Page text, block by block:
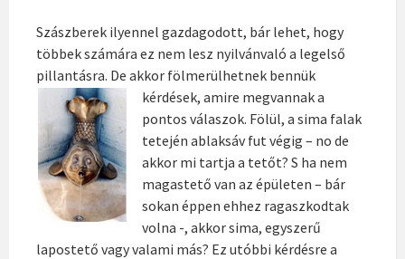
Szászberek ilyennel gazdagodott, bár lehet, hogy
többek számára ez nem lesz nyilvánvaló a legelső
pillantásra. De akkor fölmerülhetnek bennük
kérdések, amire megvannak a
pontos válaszok. Fölül, a sima falak
tetején ablaksáv fut végig – no de
akkor mi tartja a tetőt? S ha nem
magastető van az épületen – bár
sokan éppen ehhez ragaszkodtak
volna -, akkor sima, egyszerű
lapostető vagy valami más? Ez utóbbi kérdésre a